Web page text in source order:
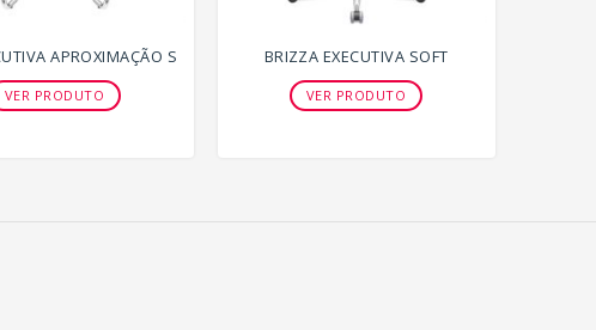
APROXIMAÇÃO S
VER PRODUTO
BRIZZA EXECUTIVA SOFT
VER PRODUTO